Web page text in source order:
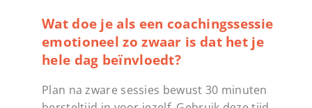
Wat doe je als een coachingssessie
emotioneel zo zwaar is dat het je
hele dag beïnvloedt?
Plan na zware sessies bewust 30 minuten